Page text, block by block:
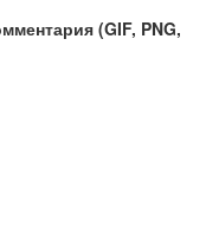
(GIF, PNG,